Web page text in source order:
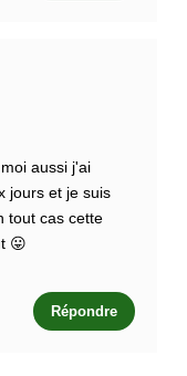
aussi j'ai
jours et je suis
tout cas cette
😛
Répondre